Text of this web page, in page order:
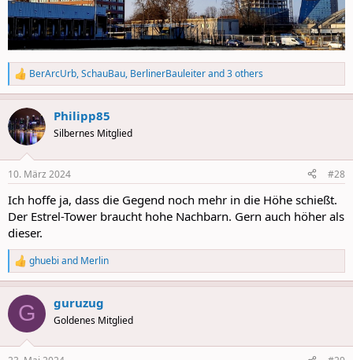
R
e
a
c
t
i
s
BerArcUrb,SchauBau, BerlinerBauleiterand 3 others
Philipp85
Silbernes Mitglied
10. März 2024 #28
Ich hoffe ja, dass die Gegend noch mehr in die Höhe schießt.
Der Estrel-Tower braucht hohe Nachbarn. Gern auch höher als
dieser.
R
e
a
c
i
ghuebi and Merlin
G guruzug
Goldenes Mitglied